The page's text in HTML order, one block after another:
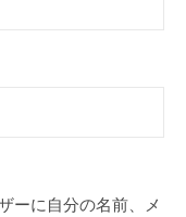
ーに自分の名前、メ